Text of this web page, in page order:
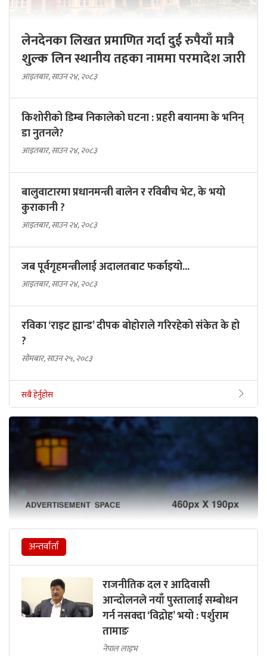
लेनदेनका लिखत प्रमाणित गर्दा दुई रुपैयाँ मात्रै
शुल्क लिन स्थानीय तहका नाममा परमादेश जारी
आइतबार, साउन २४, २०८३
किशोरीको डिम्ब निकालेको घटना : प्रहरी बयानमा के भनिन्
डा नुतनले?
आइतबार, साउन २४, २०८३
बालुवाटारमा प्रधानमन्त्री बालेन र रविबीच भेट, के भयो
कुराकानी ?
आइतबार, साउन २४, २०८३
जब पूर्वगृहमन्त्रीलाई अदालतबाट फर्काइयो...
आइतबार, साउन २४, २०८३
रविका ‘राइट ह्यान्ड’ दीपक बोहोराले गरिरहेको संकेत के हो
?
सोमबार, साउन २५, २०८३
सबै हेर्नुहोस
अन्तर्वार्ता
राजनीतिक दल र आदिवासी
आन्दोलनले नयाँ पुस्तालाई सम्बोधन
गर्न नसक्दा ‘विद्रोह’ भयो : पर्शुराम
तामाङ
नेपाल लाइभ